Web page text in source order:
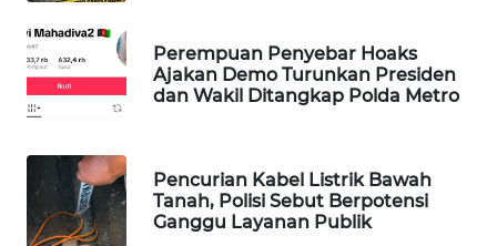
Perempuan Penyebar Hoaks
Ajakan Demo Turunkan Presiden
dan Wakil Ditangkap Polda Metro
Pencurian Kabel Listrik Bawah
Tanah, Polisi Sebut Berpotensi
Ganggu Layanan Publik
WAHANANEWS
ID
WAHANANEWS
CO ID
WAHANANEWS